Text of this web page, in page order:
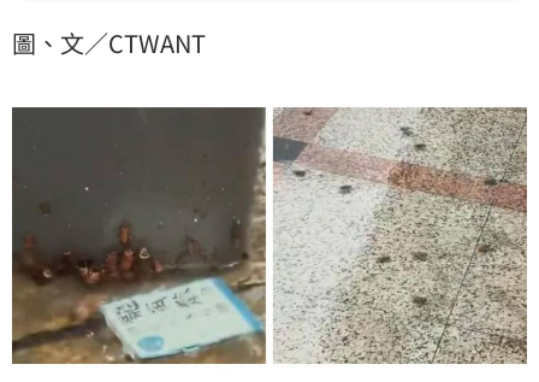
掀起熱議，讓大批網友直呼「頭皮發麻」、「根本像生
圖、文／CTWANT